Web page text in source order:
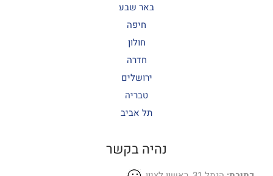
באר שבע
חיפה
חולון
חדרה
ירושלים
טבריה
תל אביב
נהיה בקשר